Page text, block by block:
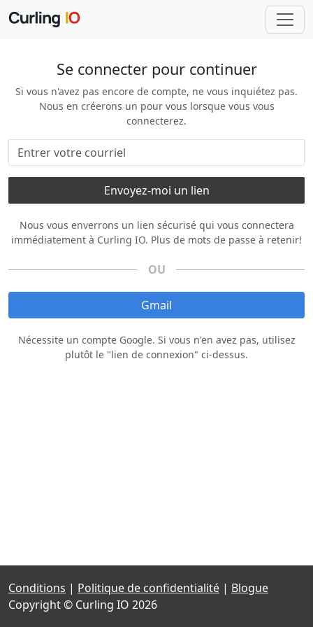
Se connecter pour continuer
Si vous n'avez pas encore de compte, ne vous inquiétez pas.
Nous en créerons un pour vous lorsque vous vous
connecterez.
Nous vous enverrons un lien sécurisé qui vous connectera
immédiatement à Curling IO. Plus de mots de passe à retenir!
OU
Gmail
Nécessite un compte Google. Si vous n'en avez pas, utilisez
plutôt le "lien de connexion" ci‑dessus.
Conditions | Politique de confidentialité | Blogue
Copyright © Curling IO 2026